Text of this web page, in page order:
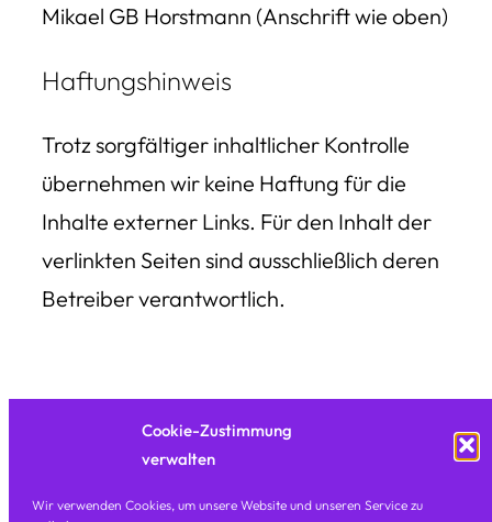
Cookie-Zustimmung
verwalten
Wir verwenden Cookies, um unsere Website und unseren Service zu
Mikael GB Horstmann (Anschrift wie oben)
Haftungshinweis
Trotz sorgfältiger inhaltlicher Kontrolle
übernehmen wir keine Haftung für die
Inhalte externer Links. Für den Inhalt der
verlinkten Seiten sind ausschließlich deren
Betreiber verantwortlich.